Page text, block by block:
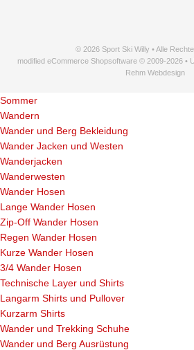
© 2026 Sport Ski Willy • Alle
modified eCommerce Shopsoftware © 2009-2026 •
Rehm Webdesign
Sommer
Wandern
Wander und Berg Bekleidung
Wander Jacken und Westen
Wanderjacken
Wanderwesten
Wander Hosen
Lange Wander Hosen
Zip-Off Wander Hosen
Regen Wander Hosen
Kurze Wander Hosen
3/4 Wander Hosen
Technische Layer und Shirts
Langarm Shirts und Pullover
Kurzarm Shirts
Wander und Trekking Schuhe
Wander und Berg Ausrüstung